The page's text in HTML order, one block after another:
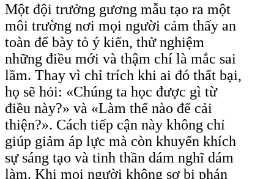
Một đội trưởng gương mẫu tạo ra một
môi trường nơi mọi người cảm thấy an
toàn để bày tỏ ý kiến, thử nghiệm
những điều mới và thậm chí là mắc sai
lầm. Thay vì chỉ trích khi ai đó thất bại,
họ sẽ hỏi: «Chúng ta học được gì từ
điều này?» và «Làm thế nào để cải
thiện?». Cách tiếp cận này không chỉ
giúp giảm áp lực mà còn khuyến khích
sự sáng tạo và tinh thần dám nghĩ dám
làm. Khi mọi người không sợ bị phán